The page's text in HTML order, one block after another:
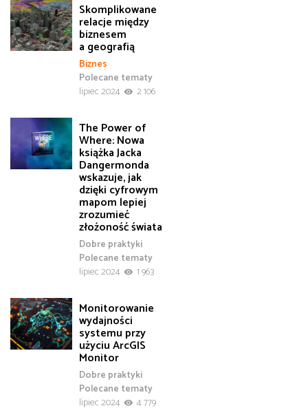
Skomplikowane
relacje między
biznesem
a geografią
Biznes
Polecane tematy
lipiec 2024
2 106
The Power of
Where: Nowa
książka Jacka
Dangermonda
wskazuje, jak
dzięki cyfrowym
mapom lepiej
zrozumieć
złożoność świata
Dobre praktyki
Polecane tematy
lipiec 2024
1 963
Monitorowanie
wydajności
systemu przy
użyciu ArcGIS
Monitor
Dobre praktyki
Polecane tematy
lipiec 2024
4 779